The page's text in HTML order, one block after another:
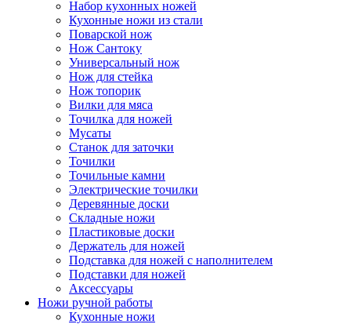
Набор кухонных ножей
Кухонные ножи из стали
Поварской нож
Нож Сантоку
Универсальный нож
Нож для стейка
Нож топорик
Вилки для мяса
Точилка для ножей
Мусаты
Станок для заточки
Точилки
Точильные камни
Электрические точилки
Деревянные доски
Складные ножи
Пластиковые доски
Держатель для ножей
Подставка для ножей с наполнителем
Подставки для ножей
Аксессуары
Ножи ручной работы
Кухонные ножи